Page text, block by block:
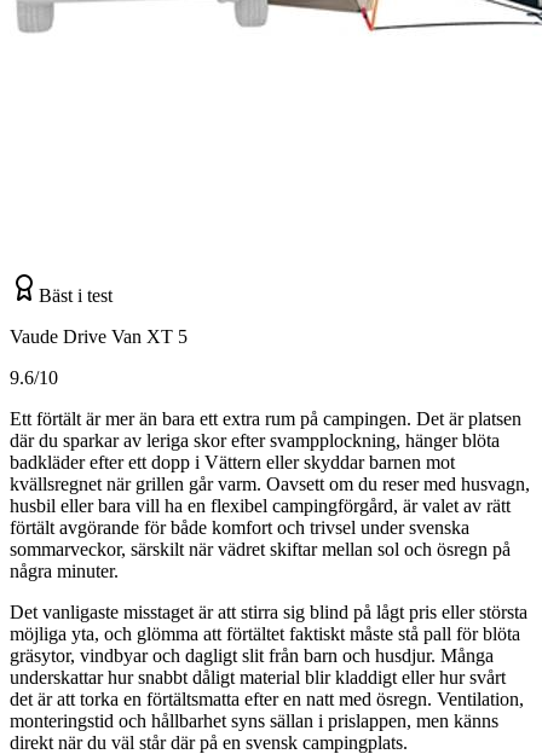
Bäst i test
Vaude Drive Van XT 5
9.6/10
Ett förtält är mer än bara ett extra rum på campingen. Det är platsen
där du sparkar av leriga skor efter svampplockning, hänger blöta
badkläder efter ett dopp i Vättern eller skyddar barnen mot
kvällsregnet när grillen går varm. Oavsett om du reser med husvagn,
husbil eller bara vill ha en flexibel campingförgård, är valet av rätt
förtält avgörande för både komfort och trivsel under svenska
sommarveckor, särskilt när vädret skiftar mellan sol och ösregn på
några minuter.
Det vanligaste misstaget är att stirra sig blind på lågt pris eller största
möjliga yta, och glömma att förtältet faktiskt måste stå pall för blöta
gräsytor, vindbyar och dagligt slit från barn och husdjur. Många
underskattar hur snabbt dåligt material blir kladdigt eller hur svårt
det är att torka en förtältsmatta efter en natt med ösregn. Ventilation,
monteringstid och hållbarhet syns sällan i prislappen, men känns
direkt när du väl står där på en svensk campingplats.